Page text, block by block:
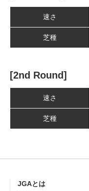
速さ
芝種
[2nd Round]
速さ
芝種
JGAとは